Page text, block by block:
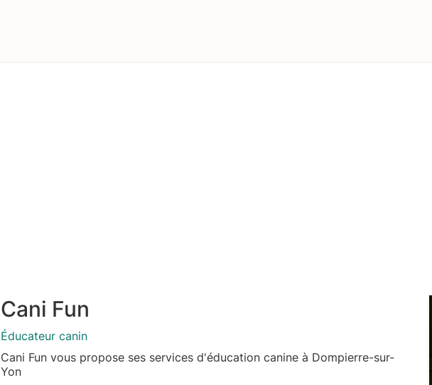
Cani Fun
Éducateur canin
Cani Fun vous propose ses services d'éducation canine à Dompierre-sur-
Yon